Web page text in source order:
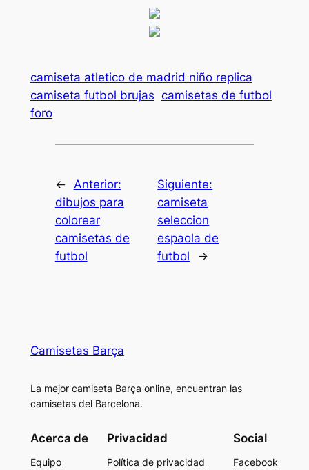
camiseta atletico de madrid niño replica
camiseta futbol brujas camisetas de futbol
foro
← Anterior:
dibujos para
colorear
camisetas de
futbol
Siguiente:
camiseta
seleccion
espaola de
futbol
→
Camisetas Barça
La mejor camiseta Barça online, encuentran las
camisetas del Barcelona.
Acerca de
Equipo
Privacidad
Política de privacidad
Social
Facebook